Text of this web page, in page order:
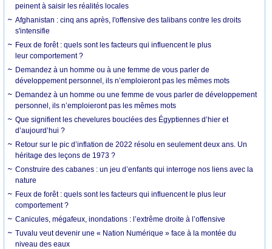
peinent à saisir les réalités locales
Afghanistan : cinq ans après, l'offensive des talibans contre les droits
s'intensifie
Feux de forêt : quels sont les facteurs qui influencent le plus
leur comportement ?
Demandez à un homme ou à une femme de vous parler de
développement personnel, ils n’emploieront pas les mêmes mots
Demandez à un homme ou une femme de vous parler de développement
personnel, ils n’emploieront pas les mêmes mots
Que signifient les chevelures bouclées des Égyptiennes d’hier et
d’aujourd’hui ?
Retour sur le pic d’inflation de 2022 résolu en seulement deux ans. Un
héritage des leçons de 1973 ?
Construire des cabanes : un jeu d’enfants qui interroge nos liens avec la
nature
Feux de forêt : quels sont les facteurs qui influencent le plus leur
comportement ?
Canicules, mégafeux, inondations : l’extrême droite à l’offensive
Tuvalu veut devenir une « Nation Numérique » face à la montée du
niveau des eaux